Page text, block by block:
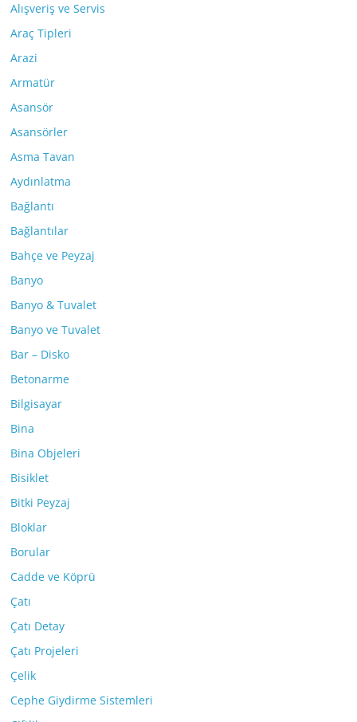
Alışveriş ve Servis
Araç Tipleri
Arazi
Armatür
Asansör
Asansörler
Asma Tavan
Aydınlatma
Bağlantı
Bağlantılar
Bahçe ve Peyzaj
Banyo
Banyo & Tuvalet
Banyo ve Tuvalet
Bar – Disko
Betonarme
Bilgisayar
Bina
Bina Objeleri
Bisiklet
Bitki Peyzaj
Bloklar
Borular
Cadde ve Köprü
Çatı
Çatı Detay
Çatı Projeleri
Çelik
Cephe Giydirme Sistemleri